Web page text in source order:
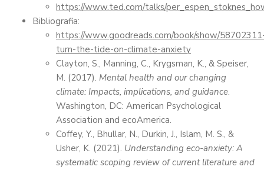
https://www.ted.com/talks/
Bibliografia:
https://www.goodreads.com/book/show/
turn-the-tide-on-climate-anxiety
Clayton, S., Manning, C., Krygsman, K., & Speiser,
M. (2017). Mental health and our changing
climate: Impacts, implications, and guidance.
Washington, DC: American Psychological
Association and ecoAmerica.
Coffey, Y., Bhullar, N., Durkin, J., Islam, M. S., &
Usher, K. (2021). Understanding eco-anxiety: A
systematic scoping review of current literature and